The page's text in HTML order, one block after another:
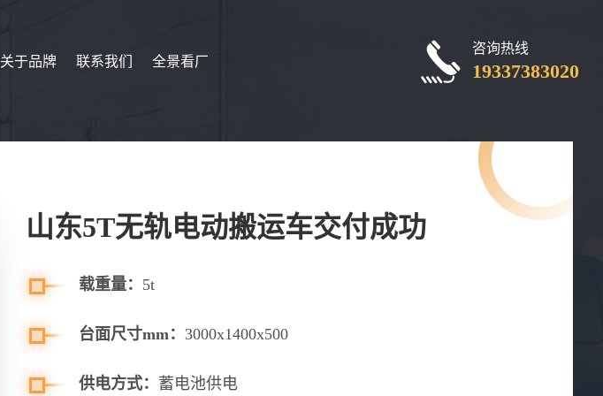
关于品牌 联系我们 全景看厂
咨询热线
19337383020
山东5T无轨电动搬运车交付成功
载重量： 5t
台面尺寸mm： 3000x1400x500
供电方式： 蓄电池供电